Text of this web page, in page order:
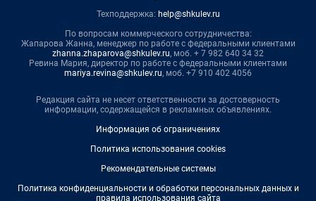
Техподдержка: help@shkulev.ru
По вопросам коммерческого сотрудничества:
Жапарова Жанна, менеджер по работе с федеральными клиентами
zhanna.zhaparova@shkulev.ru, моб. + 7 982 640 34 32
Ревина Мария, директор по работе с федеральными клиентами
mariya.revina@shkulev.ru, моб. +7 910 402 4056
Редакция сайта не несет ответственности за достоверность
информации, содержащейся в рекламных объявлениях.
Информация об ограничениях
Политика использования cookies
Рекомендательные системы
Политика конфиденциальности и обработки персональных данных и
правила использования сайта